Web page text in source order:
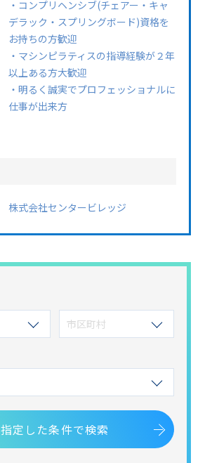
市区町村
指定した条件で検索
・コンプリヘンシブ(チェアー・キャ
デラック・スプリングボード)資格を
お持ちの方歓迎
・マシンピラティスの指導経験が２年
以上ある方大歓迎
・明るく誠実でプロフェッショナルに
仕事が出来方
株式会社センタービレッジ